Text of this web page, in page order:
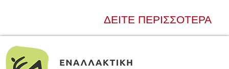
ΔΕΊΤΕ ΠΕΡΙΣΣΌΤΕΡΑ